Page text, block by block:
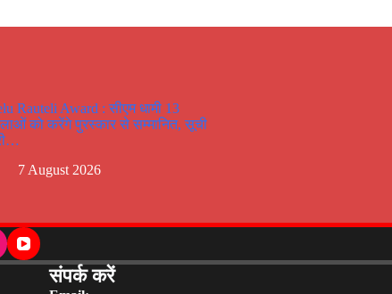
Rauteli Award : सीएम धामी 13
को करेंगे पुरस्कार से सम्मानित, सूची
7 August 2026
संपर्क करें